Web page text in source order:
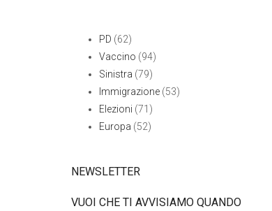
PD (62)
Vaccino (94)
Sinistra (79)
Immigrazione (53)
Elezioni (71)
Europa (52)
NEWSLETTER
VUOI CHE TI AVVISIAMO QUANDO